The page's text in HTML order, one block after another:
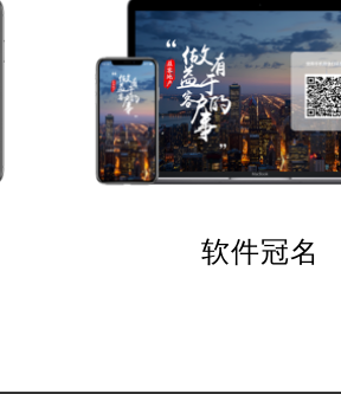
软件冠名